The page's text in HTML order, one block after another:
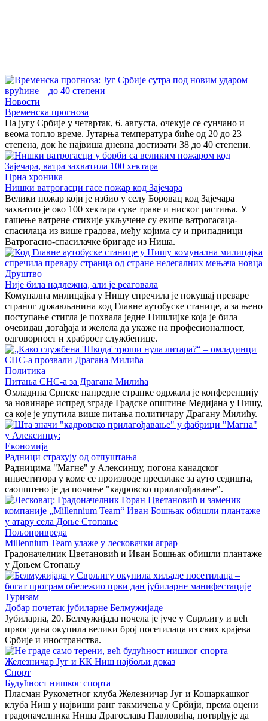
Новости
Временска прогноза
На југу Србије у четвртак, 6. августа, очекује се сунчано и
веома топло време. Јутарња температура биће од 20 до 23
степена, док ће највиша дневна достизати 38 до 40 степени.
Црна хроника
Нишки ватрогасци гасе пожар код Зајечара
Велики пожар који је избио у селу Боровац код Зајечара
захватио је око 100 хектара суве траве и ниског растиња. У
гашење ватрене стихије укључене су екипе ватрогасаца-
спасилаца из више градова, међу којима су и припадници
Ватрогасно-спасилачке бригаде из Ниша.
Друштво
Није била надлежна, али је реаговала
Комунална милицајка у Нишу спречила је покушај преваре
страног држављанина код Главне аутобуске станице, а за њено
поступање стигла је похвала једне Нишлијке која је била
очевидац догађаја и желела да укаже на професионалност,
одговорност и храброст службенице.
Политика
Питања СНС-а за Драгана Милића
Омладина Српске напредне странке одржала је конференцију
за новинаре испред зграде Градске општине Медијана у Нишу,
са које је упутила више питања политичару Драгану Милићу.
Економија
Радници страхују од отпуштања
Радницима "Магне" у Алексинцу, погона канадског
инвеститора у коме се производе пресвлаке за ауто седишта,
саопштено је да почиње "кадровско прилагођавање".
Пољопривреда
Millennium Team улаже у лесковачки аграр
Градоначелник Цветановић и Иван Бошњак обишли плантаже
у Доњем Стопању
Туризам
Добар почетак јубиларне Белмужијаде
Јубиларна, 20. Белмужијада почела је јуче у Сврљигу и већ
првог дана окупила велики број посетилаца из свих крајева
Србије и иностранства.
Спорт
Будућност нишког спорта
Пласман Рукометног клуба Железничар Југ и Кошаркашког
клуба Ниш у највиши ранг такмичења у Србији, према оцени
градоначелника Ниша Драгослава Павловића, потврђује да